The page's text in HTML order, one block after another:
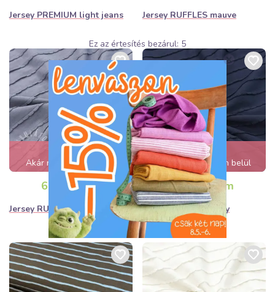
Jersey PREMIUM light jeans Jersey RUFFLES mauve
Közkedvelt
Akár néhány órán belül
elfogyhat!
6200Ft. / m
Jersey RUFFLES jeans
Közkedvelt
Akár néhány órán belül
elfogyhat!
6200Ft. / m
Jersey RUFFLES navy
Ez az értesítés bezárul: 4